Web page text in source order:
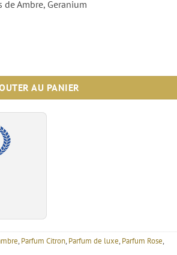
de Ambre, Geranium
100ml - Ayat Perfumes
AU PANIER
, Parfum Citron, Parfum de luxe, Parfum Rose,